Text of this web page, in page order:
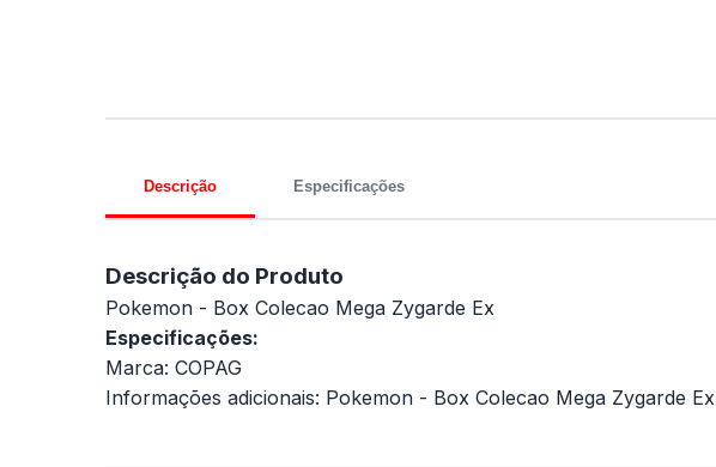
Descrição Especificações
Descrição do Produto
Pokemon - Box Colecao Mega Zygarde Ex
Especificações:
Marca: COPAG
Informações adicionais: Pokemon - Box Colecao Mega Zygarde Ex